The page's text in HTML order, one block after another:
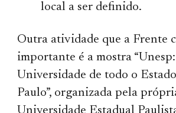
local a ser definido.
Outra atividade que a Frente
importante é a mostra
Universidade de todo o
Paulo”, organizada pela